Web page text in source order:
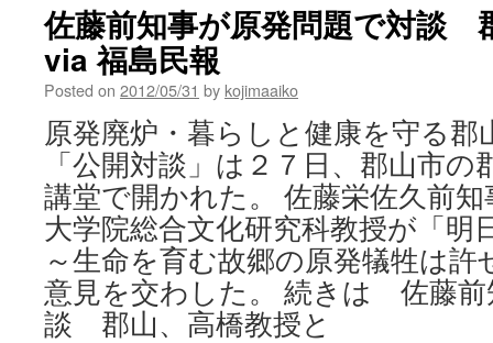
佐藤前知事が原発問題で対談
via 福島民報
Posted on 2012/05/31 by kojimaaiko
原発廃炉・暮らしと健康を守る郡
「公開対談」は２７日、郡山市
講堂で開かれた。 佐藤栄佐久前
大学院総合文化研究科教授が「明
～生命を育む故郷の原発犠牲は
意見を交わした。 続きは 佐藤前
談 郡山、高橋教授と